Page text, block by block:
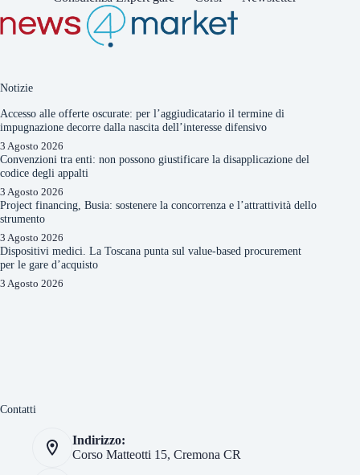
Notizie
Accesso alle offerte oscurate: per l’aggiudicatario il termine di
impugnazione decorre dalla nascita dell’interesse difensivo
3 Agosto 2026
Convenzioni tra enti: non possono giustificare la disapplicazione del
codice degli appalti
3 Agosto 2026
Project financing, Busia: sostenere la concorrenza e l’attrattività dello
strumento
3 Agosto 2026
Dispositivi medici. La Toscana punta sul value-based procurement
per le gare d’acquisto
3 Agosto 2026
Contatti
Indirizzo:
Corso Matteotti 15, Cremona CR